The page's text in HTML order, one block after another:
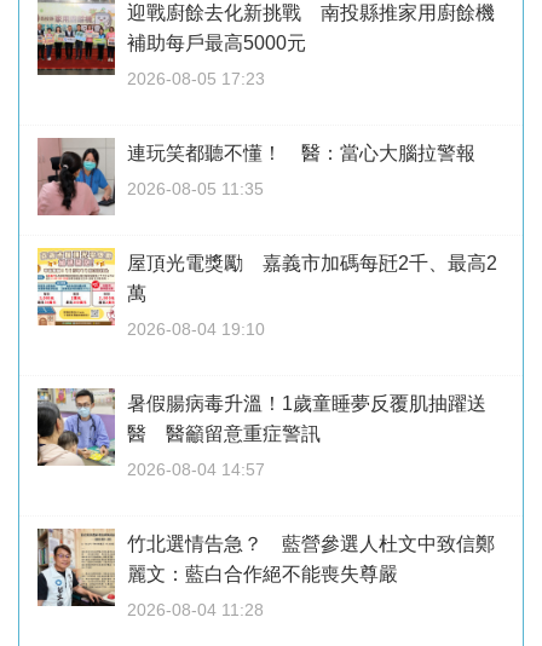
迎戰廚餘去化新挑戰 南投縣推家用廚餘機
補助每戶最高5000元
2026-08-05 17:23
連玩笑都聽不懂！ 醫：當心大腦拉警報
2026-08-05 11:35
屋頂光電獎勵 嘉義市加碼每瓩2千、最高2
萬
2026-08-04 19:10
暑假腸病毒升溫！1歲童睡夢反覆肌抽躍送
醫 醫籲留意重症警訊
2026-08-04 14:57
竹北選情告急？ 藍營參選人杜文中致信鄭
麗文：藍白合作絕不能喪失尊嚴
2026-08-04 11:28